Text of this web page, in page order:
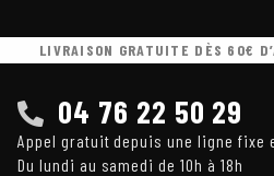
LIVRAISON GRATUITE DÈS 60€
04 76 22 50 29
Appel gratuit depuis une ligne fixe
Du lundi au samedi de 10h à 18h